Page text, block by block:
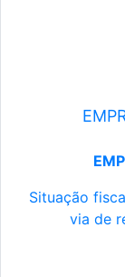
Situação
via de